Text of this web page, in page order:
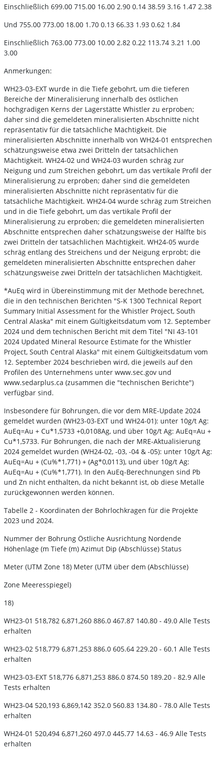
Einschließlich 699.00 715.00 16.00 2.90 0.14 38.59 3.16 1.47 2.38
Und 755.00 773.00 18.00 1.70 0.13 66.33 1.93 0.62 1.84
Einschließlich 763.00 773.00 10.00 2.82 0.22 113.74 3.21 1.00
3.00
Anmerkungen:
WH23-03-EXT wurde in die Tiefe gebohrt, um die tieferen
Bereiche der Mineralisierung innerhalb des östlichen
hochgradigen Kerns der Lagerstätte Whistler zu erproben;
daher sind die gemeldeten mineralisierten Abschnitte nicht
repräsentativ für die tatsächliche Mächtigkeit. Die
mineralisierten Abschnitte innerhalb von WH24-01 entsprechen
schätzungsweise etwa zwei Dritteln der tatsächlichen
Mächtigkeit. WH24-02 und WH24-03 wurden schräg zur
Neigung und zum Streichen gebohrt, um das vertikale Profil der
Mineralisierung zu erproben; daher sind die gemeldeten
mineralisierten Abschnitte nicht repräsentativ für die
tatsächliche Mächtigkeit. WH24-04 wurde schräg zum Streichen
und in die Tiefe gebohrt, um das vertikale Profil der
Mineralisierung zu erproben; die gemeldeten mineralisierten
Abschnitte entsprechen daher schätzungsweise der Hälfte bis
zwei Dritteln der tatsächlichen Mächtigkeit. WH24-05 wurde
schräg entlang des Streichens und der Neigung erprobt; die
gemeldeten mineralisierten Abschnitte entsprechen daher
schätzungsweise zwei Dritteln der tatsächlichen Mächtigkeit.
*AuEq wird in Übereinstimmung mit der Methode berechnet,
die in den technischen Berichten "S-K 1300 Technical Report
Summary Initial Assessment for the Whistler Project, South
Central Alaska" mit einem Gültigkeitsdatum vom 12. September
2024 und dem technischen Bericht mit dem Titel "NI 43-101
2024 Updated Mineral Resource Estimate for the Whistler
Project, South Central Alaska" mit einem Gültigkeitsdatum vom
12. September 2024 beschrieben wird, die jeweils auf den
Profilen des Unternehmens unter www.sec.gov und
www.sedarplus.ca (zusammen die "technischen Berichte")
verfügbar sind.
Insbesondere für Bohrungen, die vor dem MRE-Update 2024
gemeldet wurden (WH23-03-EXT und WH24-01): unter 10g/t Ag:
AuEq=Au + Cu*1,5733 +0,0108Ag, und über 10g/t Ag: AuEq=Au +
Cu*1,5733. Für Bohrungen, die nach der MRE-Aktualisierung
2024 gemeldet wurden (WH24-02, -03, -04 & -05): unter 10g/t Ag:
AuEq=Au + (Cu%*1,771) + (Ag*0,0113), und über 10g/t Ag:
AuEq=Au + (Cu%*1,771). In den AuEq-Berechnungen sind Pb
und Zn nicht enthalten, da nicht bekannt ist, ob diese Metalle
zurückgewonnen werden können.
Tabelle 2 - Koordinaten der Bohrlochkragen für die Projekte
2023 und 2024.
Nummer der Bohrung Östliche Ausrichtung Nordende
Höhenlage (m Tiefe (m) Azimut Dip (Abschlüsse) Status
Meter (UTM Zone 18) Meter (UTM über dem (Abschlüsse)
Zone Meeresspiegel)
18)
WH23-01 518,782 6,871,260 886.0 467.87 140.80 - 49.0 Alle Tests
erhalten
WH23-02 518,779 6,871,253 886.0 605.64 229.20 - 60.1 Alle Tests
erhalten
WH23-03-EXT 518,776 6,871,253 886.0 874.50 189.20 - 82.9 Alle
Tests erhalten
WH23-04 520,193 6,869,142 352.0 560.83 134.80 - 78.0 Alle Tests
erhalten
WH24-01 520,494 6,871,260 497.0 445.77 14.63 - 46.9 Alle Tests
erhalten